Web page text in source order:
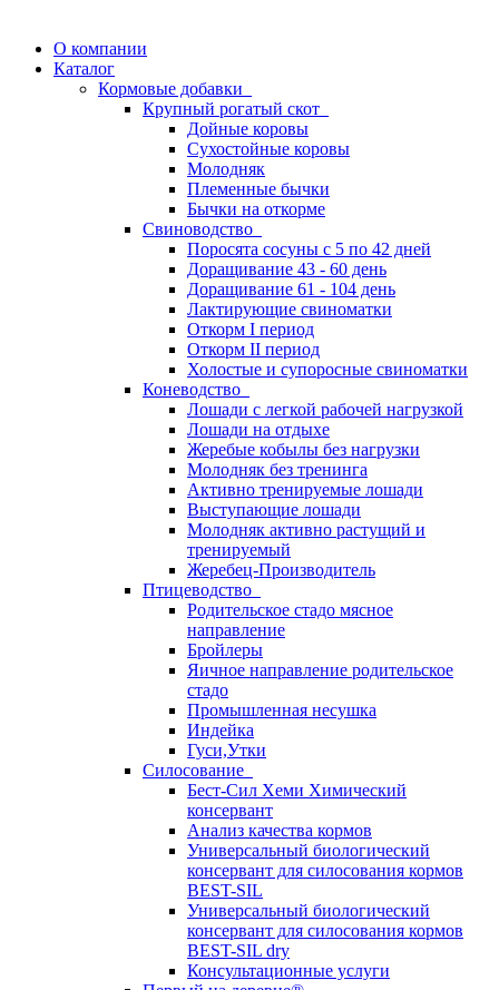
О компании
Каталог
Кормовые добавки
Крупный рогатый скот
Дойные коровы
Сухостойные коровы
Молодняк
Племенные бычки
Бычки на откорме
Свиноводство
Поросята сосуны с 5 по 42 дней
Доращивание 43 - 60 день
Доращивание 61 - 104 день
Лактирующие свиноматки
Откорм I период
Откорм II период
Холостые и супоросные свиноматки
Коневодство
Лошади с легкой рабочей нагрузкой
Лошади на отдыхе
Жеребые кобылы без нагрузки
Молодняк без тренинга
Активно тренируемые лошади
Выступающие лошади
Молодняк активно растущий и
тренируемый
Жеребец-Производитель
Птицеводство
Родительское стадо мясное
направление
Бройлеры
Яичное направление родительское
стадо
Промышленная несушка
Индейка
Гуси,Утки
Силосование
Бест-Сил Хеми Химический
консервант
Анализ качества кормов
Универсальный биологический
консервант для силосования кормов
BEST-SIL
Универсальный биологический
консервант для силосования кормов
BEST-SIL dry
Консультационные услуги